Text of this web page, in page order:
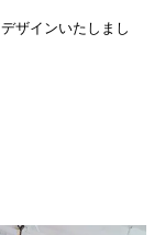
ザインいたしまし